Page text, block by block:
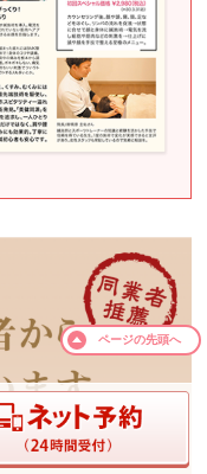
ページの先頭へ